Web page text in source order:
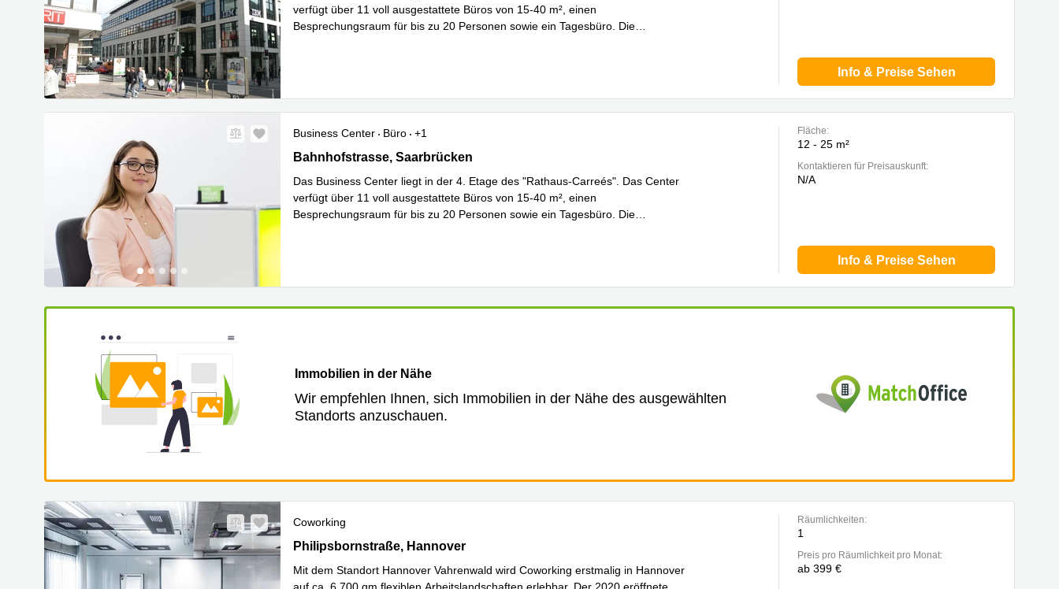
verfügt über 11 voll ausgestattete Büros von 15-40 m², einen
Besprechungsraum für bis zu 20 Personen sowie ein Tagesbüro. Die
Info & Preise Sehen
Business Center Büro
+1
Bahnhofstrasse 28, Saarbrücken
Bahnhofstrasse, Saarbrücken
Das Business Center liegt in der 4. Etage des "Rathaus-Carreés". Das Center
verfügt über 11 voll ausgestattete Büros von 15-40 m², einen
Besprechungsraum für bis zu 20 Personen sowie ein Tagesbüro. Die
Fläche:
12 - 25 m²
Kontaktieren für Preisauskunft:
N/A
Info & Preise Sehen
Immobilien in der Nähe
Wir empfehlen Ihnen, sich Immobilien in der Nähe des ausgewählten
Standorts anzuschauen.
Coworking
Philipsbornstraße 2, Hannover
Philipsbornstraße, Hannover
Mit dem Standort Hannover Vahrenwald wird Coworking erstmalig in Hannover
Räumlichkeiten:
1
Preis pro Räumlichkeit pro Monat:
ab 399 €